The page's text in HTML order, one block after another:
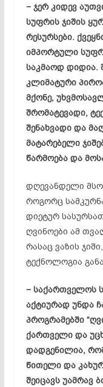
− ჯერ კიდევ
სუფრის ჯიშის
რესურსები.
იმპორტული
საკმაოდ დიდია.
კლიმატური
მქონე,
შრომატევადი,
შენახვადი და
მატარებელი
წარმოება და
დღევანდელი
როგორც
დიეტურ
ღვინოები ამ
რასაც ვაზის
ტექნოლოგია
− საქართველოს
აქტიურად უნდა
პროგრამებში
ქართველი და
დადგენილია,
წითელი და
შეიცავს უამრავ